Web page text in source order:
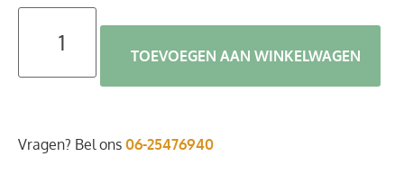
TOEVOEGEN AAN WINKELWAGEN
Vragen? Bel ons 06-25476940